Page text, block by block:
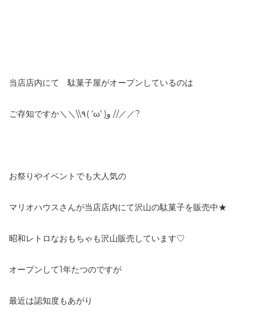
当店店内にて 駄菓子屋がオープンしているのは
ご存知ですか＼＼\\٩( ‘ω’ )و //／／?
お祭りやイベントでも大人気の
マリオハウスさんが当店店内にて沢山の駄菓子を販売中★
昭和レトロなおもちゃも沢山販売しています♡
オープンして1年たつのですが
最近は認知度もあがり